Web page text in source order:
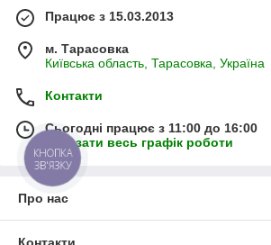
Працює з 15.03.2013
м. Тарасовка
Київська область, Тарасовка, Україна
Контакти
Сьогодні працює з 11:00 до 16:00
Показати весь графік роботи
Про нас
Контакти
КНОПКА
ЗВ'ЯЗКУ